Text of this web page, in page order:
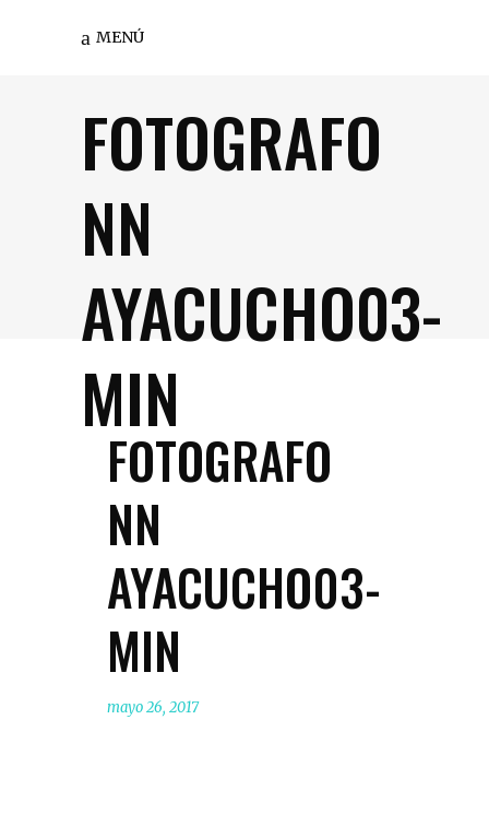
MENÚ
FOTOGRAFO
NN
AYACUCHO03-
MIN
FOTOGRAFO
NN
AYACUCHO03-
MIN
mayo 26, 2017